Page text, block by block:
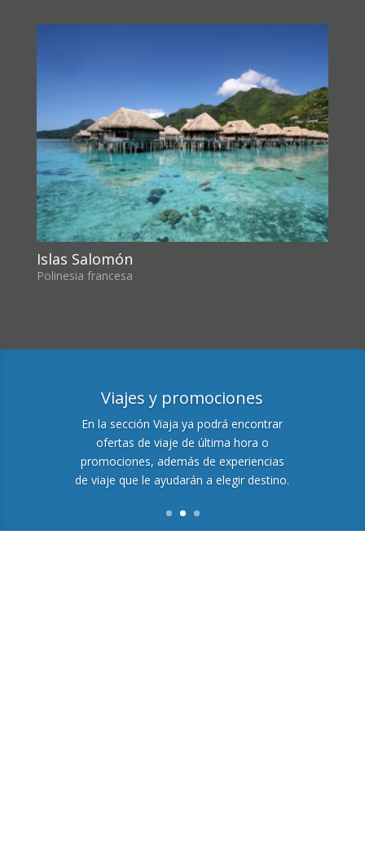
Islas Salomón
Polinesia francesa
Viajes y promociones
En la sección Viaja ya podrá encontrar
ofertas de viaje de última hora o
promociones, además de experiencias
de viaje que le ayudarán a elegir destino.